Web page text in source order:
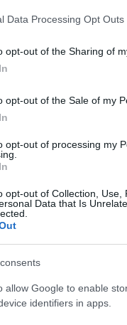
Data Processing Opt Outs
opt-out of the Sharing of
opt-out of the Sale of my
opt-out of processing my
opt-out of Collection,
Data that Is
allow Google to enable
identifiers in apps.
vaticinar cuánto
tomar más o
que explican que
una guerra de
acuerdos para resolver
de Putin.